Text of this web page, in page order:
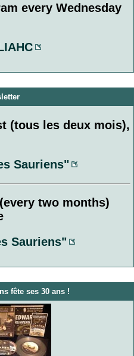
every Wednesday
(tous les deux mois),
Sauriens"
two months)
Sauriens"
fête ses 30 ans !